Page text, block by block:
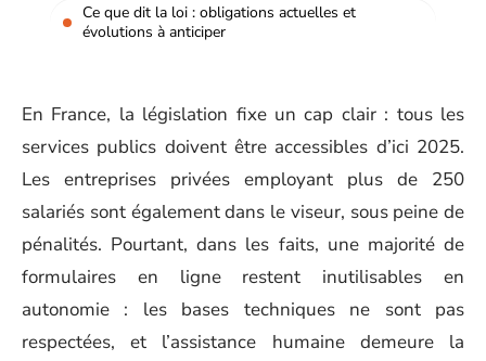
Ce que dit la loi : obligations actuelles et
évolutions à anticiper
En France, la législation fixe un cap clair : tous les
services publics doivent être accessibles d’ici 2025.
Les entreprises privées employant plus de 250
salariés sont également dans le viseur, sous peine de
pénalités. Pourtant, dans les faits, une majorité de
formulaires en ligne restent inutilisables en
autonomie : les bases techniques ne sont pas
respectées, et l’assistance humaine demeure la